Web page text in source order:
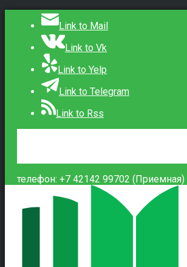
Link to Mail
Link to Vk
Link to Yelp
Link to Telegram
Link to Rss
телефон: +7 42142 99702 (Приемная)